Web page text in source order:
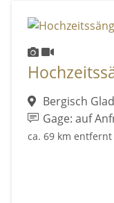
Bergisch
Gage: auf
ca. 69 km entfernt